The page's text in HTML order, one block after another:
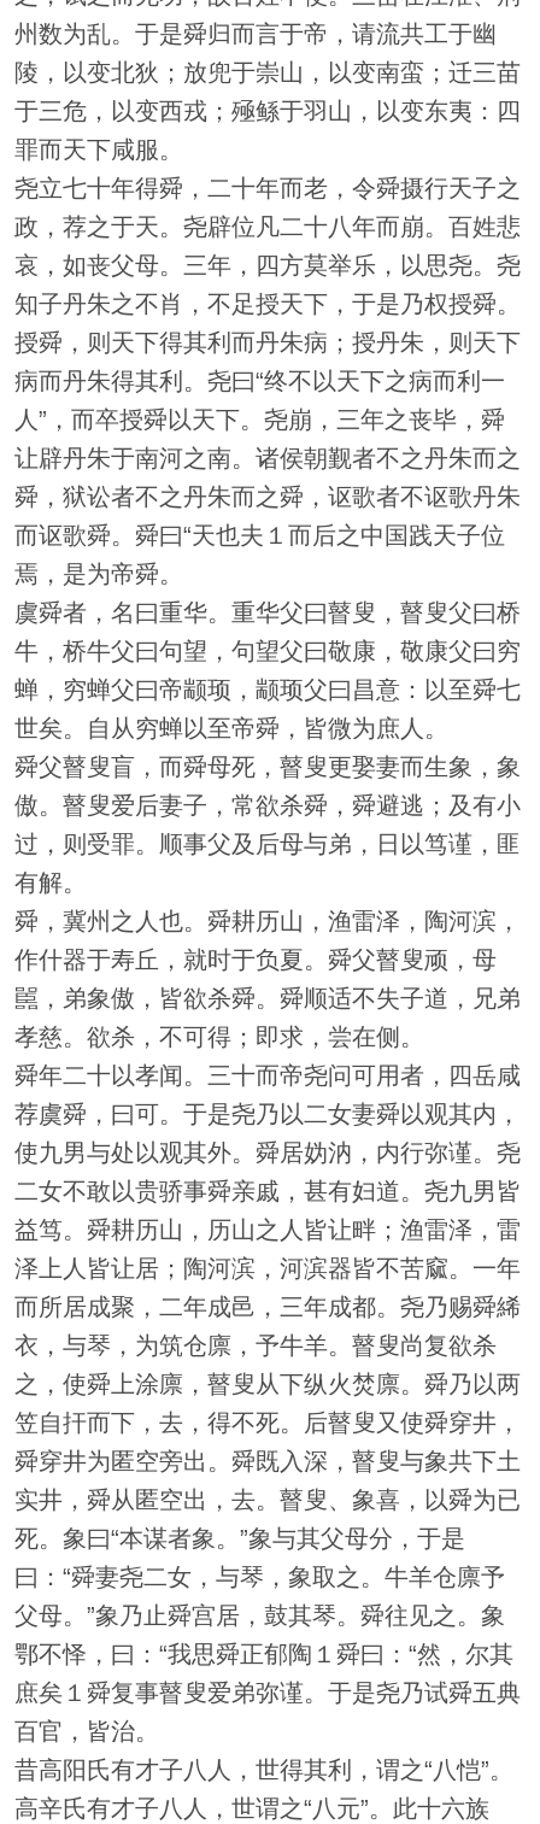
州数为乱。于是舜归而言于帝，请流共工于幽
陵，以变北狄；放兜于崇山，以变南蛮；迁三苗
于三危，以变西戎；殛鲧于羽山，以变东夷：四
罪而天下咸服。
尧立七十年得舜，二十年而老，令舜摄行天子之
政，荐之于天。尧辟位凡二十八年而崩。百姓悲
哀，如丧父母。三年，四方莫举乐，以思尧。尧
知子丹朱之不肖，不足授天下，于是乃权授舜。
授舜，则天下得其利而丹朱病；授丹朱，则天下
病而丹朱得其利。尧曰“终不以天下之病而利一
人”，而卒授舜以天下。尧崩，三年之丧毕，舜
让辟丹朱于南河之南。诸侯朝觐者不之丹朱而之
舜，狱讼者不之丹朱而之舜，讴歌者不讴歌丹朱
而讴歌舜。舜曰“天也夫１而后之中国践天子位
焉，是为帝舜。
虞舜者，名曰重华。重华父曰瞽叟，瞽叟父曰桥
牛，桥牛父曰句望，句望父曰敬康，敬康父曰穷
蝉，穷蝉父曰帝颛顼，颛顼父曰昌意：以至舜七
世矣。自从穷蝉以至帝舜，皆微为庶人。
舜父瞽叟盲，而舜母死，瞽叟更娶妻而生象，象
傲。瞽叟爱后妻子，常欲杀舜，舜避逃；及有小
过，则受罪。顺事父及后母与弟，日以笃谨，匪
有解。
舜，冀州之人也。舜耕历山，渔雷泽，陶河滨，
作什器于寿丘，就时于负夏。舜父瞽叟顽，母
嚚，弟象傲，皆欲杀舜。舜顺适不失子道，兄弟
孝慈。欲杀，不可得；即求，尝在侧。
舜年二十以孝闻。三十而帝尧问可用者，四岳咸
荐虞舜，曰可。于是尧乃以二女妻舜以观其内，
使九男与处以观其外。舜居妫汭，内行弥谨。尧
二女不敢以贵骄事舜亲戚，甚有妇道。尧九男皆
益笃。舜耕历山，历山之人皆让畔；渔雷泽，雷
泽上人皆让居；陶河滨，河滨器皆不苦窳。一年
而所居成聚，二年成邑，三年成都。尧乃赐舜絺
衣，与琴，为筑仓廪，予牛羊。瞽叟尚复欲杀
之，使舜上涂廪，瞽叟从下纵火焚廪。舜乃以两
笠自扞而下，去，得不死。后瞽叟又使舜穿井，
舜穿井为匿空旁出。舜既入深，瞽叟与象共下土
实井，舜从匿空出，去。瞽叟、象喜，以舜为已
死。象曰“本谋者象。”象与其父母分，于是
曰：“舜妻尧二女，与琴，象取之。牛羊仓廪予
父母。”象乃止舜宫居，鼓其琴。舜往见之。象
鄂不怿，曰：“我思舜正郁陶１舜曰：“然，尔其
庶矣１舜复事瞽叟爱弟弥谨。于是尧乃试舜五典
百官，皆治。
昔高阳氏有才子八人，世得其利，谓之“八恺”。
高辛氏有才子八人，世谓之“八元”。此十六族